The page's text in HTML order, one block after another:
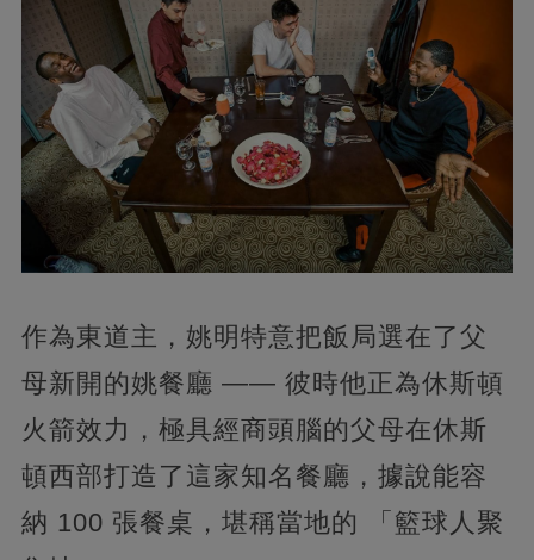
作為東道主，姚明特意把飯局選在了父
母新開的姚餐廳 —— 彼時他正為休斯頓
火箭效力，極具經商頭腦的父母在休斯
頓西部打造了這家知名餐廳，據說能容
納 100 張餐桌，堪稱當地的 「籃球人聚